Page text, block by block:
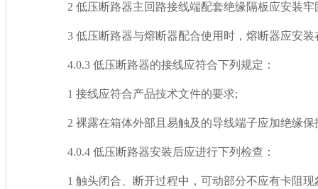
2 低压断路器主回路接线端配套绝缘隔板应安装牢
3 低压断路器与熔断器配合使用时，熔断器应安装在
4.0.3 低压断路器的接线应符合下列规定：
1 接线应符合产品技术文件的要求;
2 裸露在箱体外部且易触及的导线端子应加绝缘保护
4.0.4 低压断路器安装后应进行下列检查：
1 触头闭合、断开过程中，可动部分不应有卡阻现象